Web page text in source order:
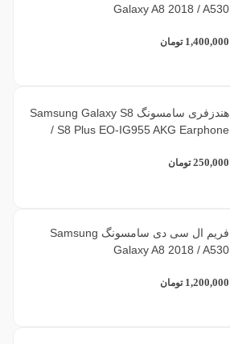
Galaxy A8 2018 / A530
1,400,000 تومان
هندزفری سامسونگ Samsung Galaxy S8
/ S8 Plus EO-IG955 AKG Earphone
250,000 تومان
فریم ال سی دی سامسونگ Samsung
Galaxy A8 2018 / A530
1,200,000 تومان